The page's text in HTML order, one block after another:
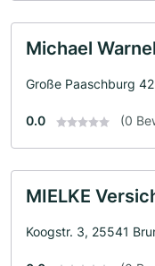
Michael
Große Paaschburg
0.0 (0
MIELKE
Koogstr. 3, 25541